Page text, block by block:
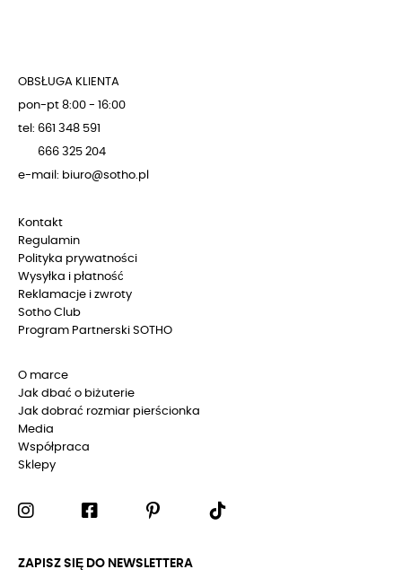
OBSŁUGA KLIENTA
pon-pt 8:00 - 16:00
tel: 661 348 591
666 325 204
e-mail: biuro@sotho.pl
Kontakt
Regulamin
Polityka prywatności
Wysyłka i płatność
Reklamacje i zwroty
Sotho Club
Program Partnerski SOTHO
O marce
Jak dbać o biżuterie
Jak dobrać rozmiar pierścionka
Media
Współpraca
Sklepy
ZAPISZ SIĘ DO NEWSLETTERA